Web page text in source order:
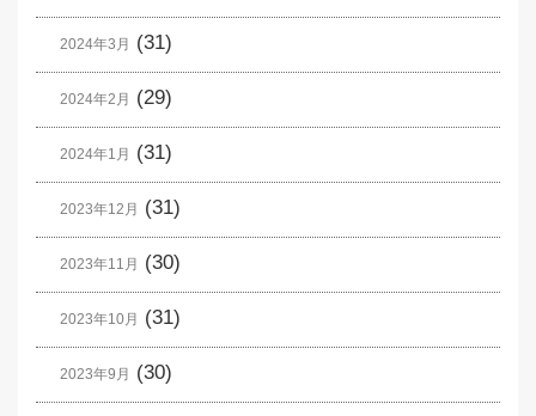
2024年3月 (31)
2024年2月 (29)
2024年1月 (31)
2023年12月 (31)
2023年11月 (30)
2023年10月 (31)
2023年9月 (30)